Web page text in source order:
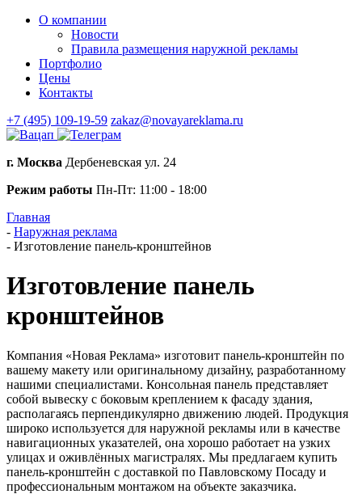
О компании
Новости
Правила размещения наружной рекламы
Портфолио
Цены
Контакты
+7 (495) 109-19-59 zakaz@novayareklama.ru
г. Москва Дербеневская ул. 24
Режим работы Пн-Пт: 11:00 - 18:00
Главная
- Наружная реклама
- Изготовление панель-кронштейнов
Изготовление панель
кронштейнов
Компания «Новая Реклама» изготовит панель-кронштейн по
вашему макету или оригинальному дизайну, разработанному
нашими специалистами. Консольная панель представляет
собой вывеску с боковым креплением к фасаду здания,
располагаясь перпендикулярно движению людей. Продукция
широко используется для наружной рекламы или в качестве
навигационных указателей, она хорошо работает на узких
улицах и оживлённых магистралях. Мы предлагаем купить
панель-кронштейн с доставкой по Павловскому Посаду и
профессиональным монтажом на объекте заказчика.